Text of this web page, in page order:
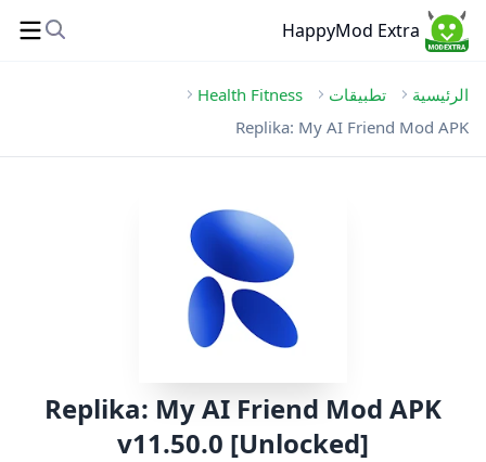
HappyMod Extra
الرئيسية تطبيقات
Health Fitness
Replika: My AI Friend Mod APK
Replika: My AI Friend Mod APK
v11.50.0 [Unlocked]